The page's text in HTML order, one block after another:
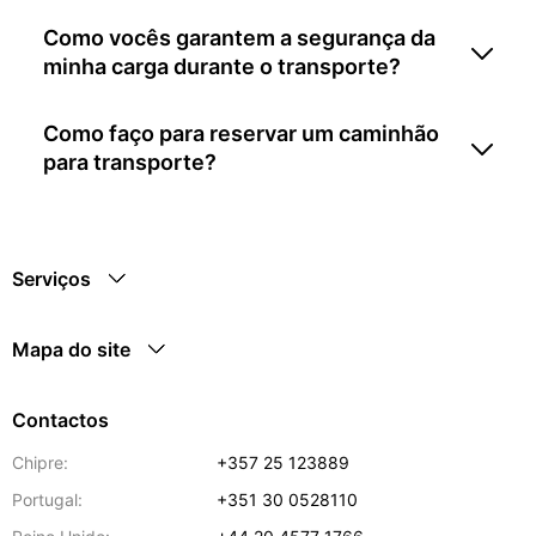
Como vocês garantem a segurança da
minha carga durante o transporte?
Como faço para reservar um caminhão
para transporte?
Serviços
Mapa do site
Contactos
Chipre:
+357 25 123889
Portugal:
+351 30 0528110